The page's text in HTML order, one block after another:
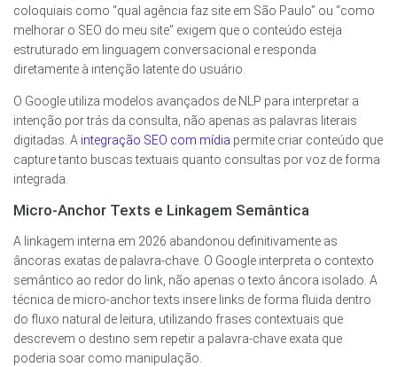
coloquiais como “qual agência faz site em São Paulo” ou “como
melhorar o SEO do meu site” exigem que o conteúdo esteja
estruturado em linguagem conversacional e responda
diretamente à intenção latente do usuário.
O Google utiliza modelos avançados de NLP para interpretar a
intenção por trás da consulta, não apenas as palavras literais
digitadas. A integração SEO com mídia permite criar conteúdo que
capture tanto buscas textuais quanto consultas por voz de forma
integrada.
Micro-Anchor Texts e Linkagem Semântica
A linkagem interna em 2026 abandonou definitivamente as
âncoras exatas de palavra-chave. O Google interpreta o contexto
semântico ao redor do link, não apenas o texto âncora isolado. A
técnica de micro-anchor texts insere links de forma fluida dentro
do fluxo natural de leitura, utilizando frases contextuais que
descrevem o destino sem repetir a palavra-chave exata que
poderia soar como manipulação.